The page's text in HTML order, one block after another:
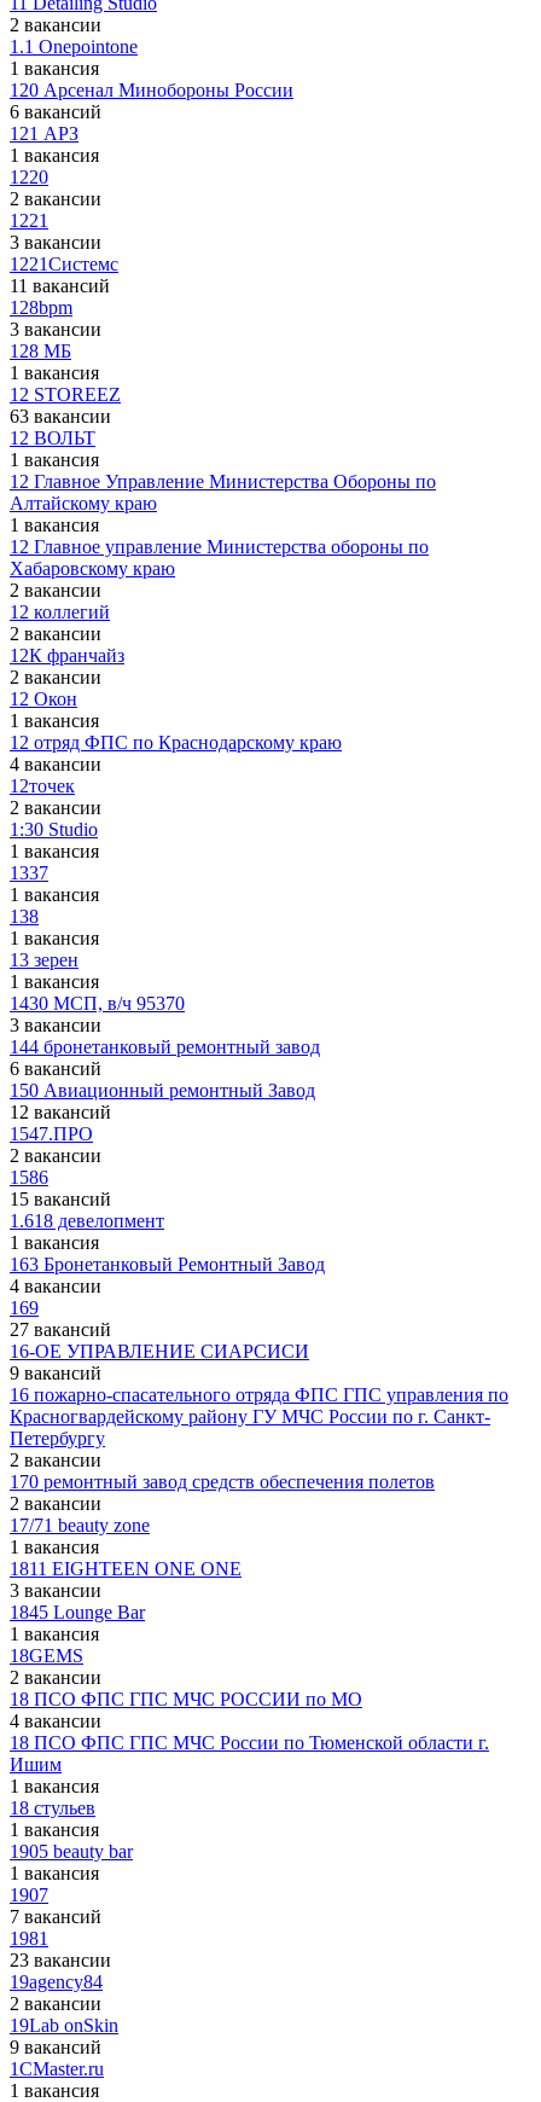
2 вакансии
1.1 Onepointone
1 вакансия
120 Арсенал Минобороны России
6 вакансий
121 АРЗ
1 вакансия
1220
2 вакансии
1221
3 вакансии
1221Системс
11 вакансий
128bpm
3 вакансии
128 МБ
1 вакансия
12 STOREEZ
63 вакансии
12 ВОЛЬТ
1 вакансия
12 Главное Управление Министерства Обороны по
Алтайскому краю
1 вакансия
12 Главное управление Министерства обороны по
Хабаровскому краю
2 вакансии
12 коллегий
2 вакансии
12К франчайз
2 вакансии
12 Окон
1 вакансия
12 отряд ФПС по Краснодарскому краю
4 вакансии
12точек
2 вакансии
1:30 Studio
1 вакансия
1337
1 вакансия
138
1 вакансия
13 зерен
1 вакансия
1430 МСП, в/ч 95370
3 вакансии
144 бронетанковый ремонтный завод
6 вакансий
150 Авиационный ремонтный Завод
12 вакансий
1547.ПРО
2 вакансии
1586
15 вакансий
1.618 девелопмент
1 вакансия
163 Бронетанковый Ремонтный Завод
4 вакансии
169
27 вакансий
16-ОЕ УПРАВЛЕНИЕ СИАРСИСИ
9 вакансий
16 пожарно-спасательного отряда ФПС ГПС управления по
Красногвардейскому району ГУ МЧС России по г. Санкт-
Петербургу
2 вакансии
170 ремонтный завод средств обеспечения полетов
2 вакансии
17/71 beauty zone
1 вакансия
1811 EIGHTEEN ONE ONE
3 вакансии
1845 Lounge Bar
1 вакансия
18GEMS
2 вакансии
18 ПСО ФПС ГПС МЧС РОССИИ по МО
4 вакансии
18 ПСО ФПС ГПС МЧС России по Тюменской области г.
Ишим
1 вакансия
18 стульев
1 вакансия
1905 beauty bar
1 вакансия
1907
7 вакансий
1981
23 вакансии
19agency84
2 вакансии
19Lab onSkin
9 вакансий
1CMaster.ru
1 вакансия